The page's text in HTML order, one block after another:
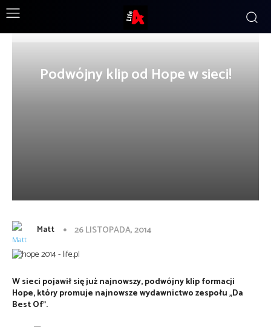
Podwójny klip od Hope w sieci!
Matt 26 LISTOPADA, 2014
W sieci pojawił się już najnowszy, podwójny klip formacji
Hope, który promuje najnowsze wydawnictwo zespołu „Da
Best Of”.